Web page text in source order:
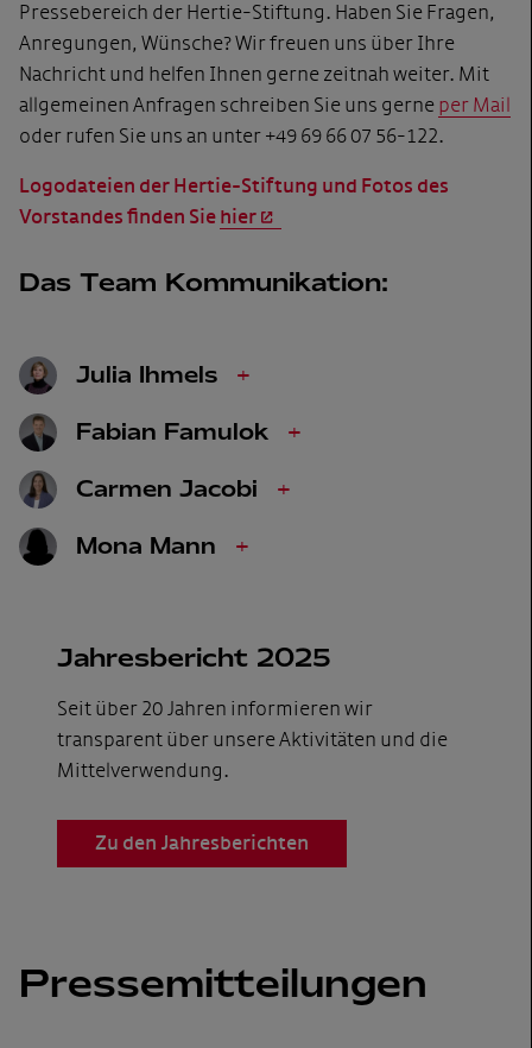
Pressebereich der Hertie-Stiftung. Haben Sie Fragen,
Anregungen, Wünsche? Wir freuen uns über Ihre
Nachricht und helfen Ihnen gerne zeitnah weiter. Mit
allgemeinen Anfragen schreiben Sie uns gerne per Mail
oder rufen Sie uns an unter +49 69 66 07 56-122.
Logodateien der Hertie-Stiftung und Fotos des
Vorstandes finden Sie hier
Das Team Kommunikation:
Julia Ihmels +
Fabian Famulok +
Carmen Jacobi +
Mona Mann +
Jahresbericht 2025
Seit über 20 Jahren informieren wir
transparent über unsere Aktivitäten und die
Mittelverwendung.
Zu den Jahresberichten
Pressemitteilungen